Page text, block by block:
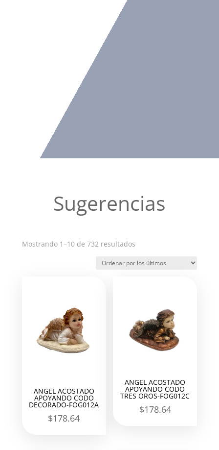
Sugerencias
Mostrando 1–10 de 732 resultadosOrdenado
los
ANGEL ACOSTADO
APOYANDO CODO
DECORADO-FOG012A
$178.64
ANGEL ACOSTADO
APOYANDO CODO
TRES OROS-FOG012C
$178.64